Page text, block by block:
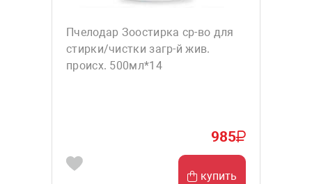
Пчелодар Зоостирка ср-во для
стирки/чистки загр-й жив.
происх. 500мл*14
985
купить